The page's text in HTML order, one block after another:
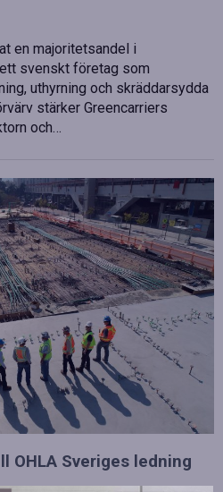
en majoritetsandel i
ett svenskt företag som
uthyrning och skräddarsydda
stärker Greencarriers
och…
Sveriges ledning